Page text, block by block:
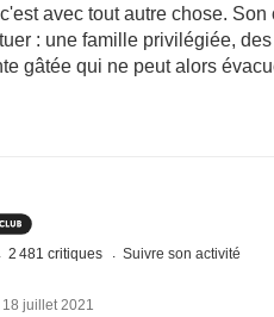
avec tout autre chose.
: une famille privilégiée,
gâtée qui ne peut alors
2 481 critiques Suivre son activité
juillet 2021